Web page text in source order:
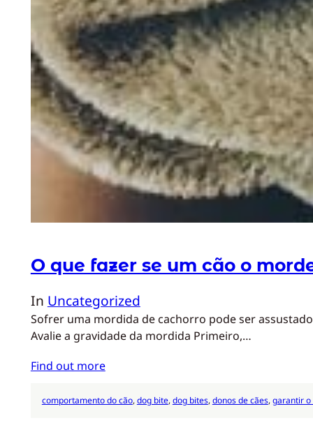
O que fazer se um cão o
In Uncategorized
Sofrer uma mordida de cachorro pode ser
Avalie a gravidade da mordida Primeiro,…
Find out more
comportamento do cão, dog bite, dog bites, donos de cães, garantir o